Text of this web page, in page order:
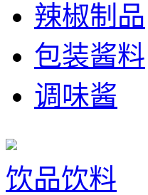
辣椒制品
包装酱料
调味酱
饮品饮料